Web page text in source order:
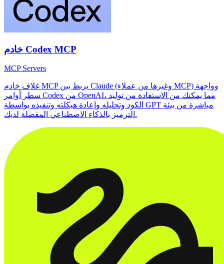
خادم Codex MCP
MCP Servers
غلاف خادم MCP يربط بين Claude (وغيرها من عملاء MCP) وواجهة
سطر أوامر Codex من OpenAI، مما يمكنك من الاستفادة من توليد
الكود وتحليله وإعادة هيكلته وتنفيذه بواسطة GPT مباشرة من بيئة
الترميز بالذكاء الاصطناعي المفضلة لديك.